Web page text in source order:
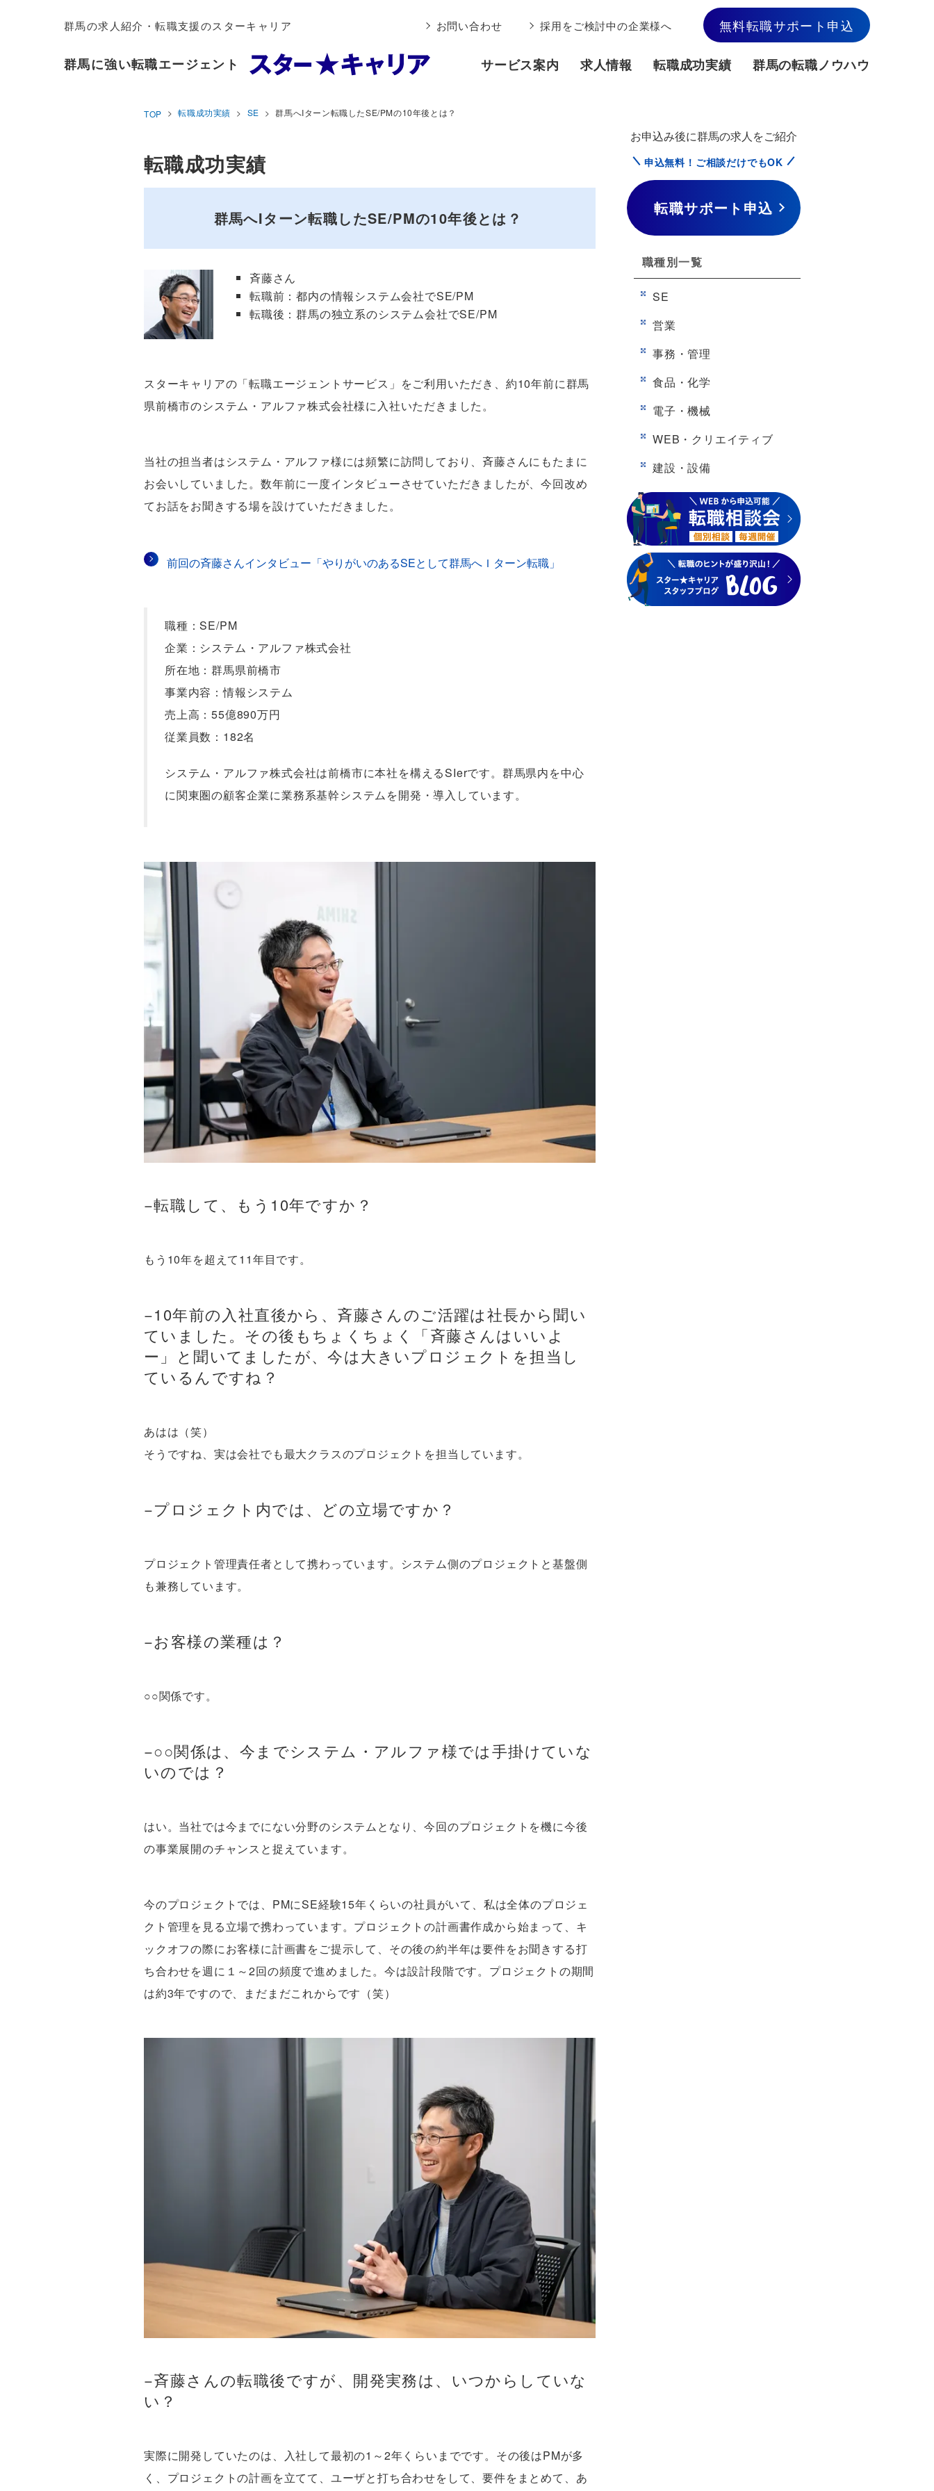
群馬の求人紹介・転職支援のスターキャリア お問い合わせ 採用をご検討中の企業様へ 無料転職サポート申込
群馬に強い転職エージェント サービス案内 求人情報 転職成功実績 群馬の転職ノウハウ
TOP 転職成功実績 SE 群馬へIターン転職したSE/PMの10年後とは？
転職成功実績
群馬へIターン転職したSE/PMの10年後とは？
斉藤さん
転職前：都内の情報システム会社でSE/PM
転職後：群馬の独立系のシステム会社でSE/PM
スターキャリアの「転職エージェントサービス」をご利用いただき、約10年前に群馬
県前橋市のシステム・アルファ株式会社様に入社いただきました。
当社の担当者はシステム・アルファ様には頻繁に訪問しており、斉藤さんにもたまに
お会いしていました。数年前に一度インタビューさせていただきましたが、今回改め
てお話をお聞きする場を設けていただきました。
前回の斉藤さんインタビュー「やりがいのあるSEとして群馬へＩターン転職」
職種：SE/PM
企業：システム・アルファ株式会社
所在地：群馬県前橋市
事業内容：情報システム
売上高：55億890万円
従業員数：182名
システム・アルファ株式会社は前橋市に本社を構えるSIerです。群馬県内を中心
に関東圏の顧客企業に業務系基幹システムを開発・導入しています。
−転職して、もう10年ですか？
もう10年を超えて11年目です。
−10年前の入社直後から、斉藤さんのご活躍は社長から聞い
ていました。その後もちょくちょく「斉藤さんはいいよ
ー」と聞いてましたが、今は大きいプロジェクトを担当し
ているんですね？
あはは（笑）
そうですね、実は会社でも最大クラスのプロジェクトを担当しています。
−プロジェクト内では、どの立場ですか？
プロジェクト管理責任者として携わっています。システム側のプロジェクトと基盤側
も兼務しています。
−お客様の業種は？
○○関係です。
−○○関係は、今までシステム・アルファ様では手掛けていな
いのでは？
はい。当社では今までにない分野のシステムとなり、今回のプロジェクトを機に今後
の事業展開のチャンスと捉えています。
今のプロジェクトでは、PMにSE経験15年くらいの社員がいて、私は全体のプロジェ
クト管理を見る立場で携わっています。プロジェクトの計画書作成から始まって、キ
ックオフの際にお客様に計画書をご提示して、その後の約半年は要件をお聞きする打
ち合わせを週に１～2回の頻度で進めました。今は設計段階です。プロジェクトの期間
は約3年ですので、まだまだこれからです（笑）
−斉藤さんの転職後ですが、開発実務は、いつからしていな
い？
実際に開発していたのは、入社して最初の1～2年くらいまでです。その後はPMが多
く、プロジェクトの計画を立てて、ユーザと打ち合わせをして、要件をまとめて、あ
お申込み後に群馬の求人をご紹介
申込無料！ご相談だけでもOK
転職サポート申込
職種別一覧
SE
営業
事務・管理
食品・化学
電子・機械
WEB・クリエイティブ
建設・設備